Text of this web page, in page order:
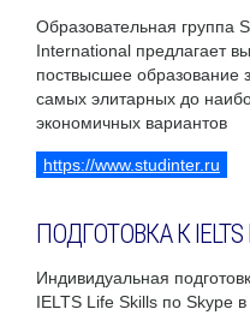
Образовательная группа
International предлагает
поствысшее образование
самых элитарных до
экономичных вариантов
https://www.studinter.ru
ПОДГОТОВКА К
Индивидуальная
IELTS Life Skills по Skype